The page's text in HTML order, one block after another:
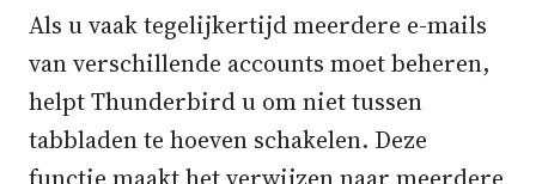
Als u vaak tegelijkertijd meerdere e-mails
van verschillende accounts moet beheren,
helpt Thunderbird u om niet tussen
tabbladen te hoeven schakelen. Deze